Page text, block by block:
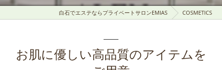
白石でエステならプライベートサロンEMIAS COSMETICS
お肌に優しい高品質のアイテムを